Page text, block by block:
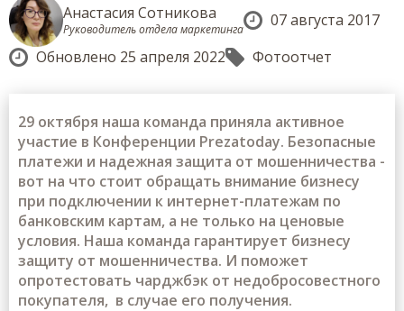
Анастасия Сотникова
Руководитель отдела маркетинга
07 августа 2017
Обновлено 25 апреля 2022
Фотоотчет
29 октября наша команда приняла активное
участие в Конференции Prezatoday. Безопасные
платежи и надежная защита от мошенничества -
вот на что стоит обращать внимание бизнесу
при подключении к интернет-платежам по
банковским картам, а не только на ценовые
условия. Наша команда гарантирует бизнесу
защиту от мошенничества. И поможет
опротестовать чарджбэк от недобросовестного
покупателя, в случае его получения.